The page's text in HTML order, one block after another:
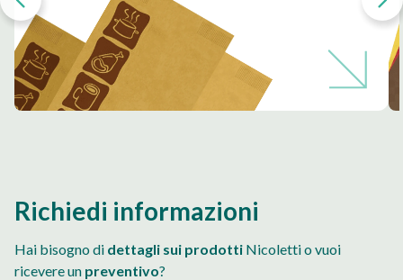
Richiedi informazioni
Hai bisogno di dettagli sui prodotti Nicoletti o vuoi
ricevere un preventivo?